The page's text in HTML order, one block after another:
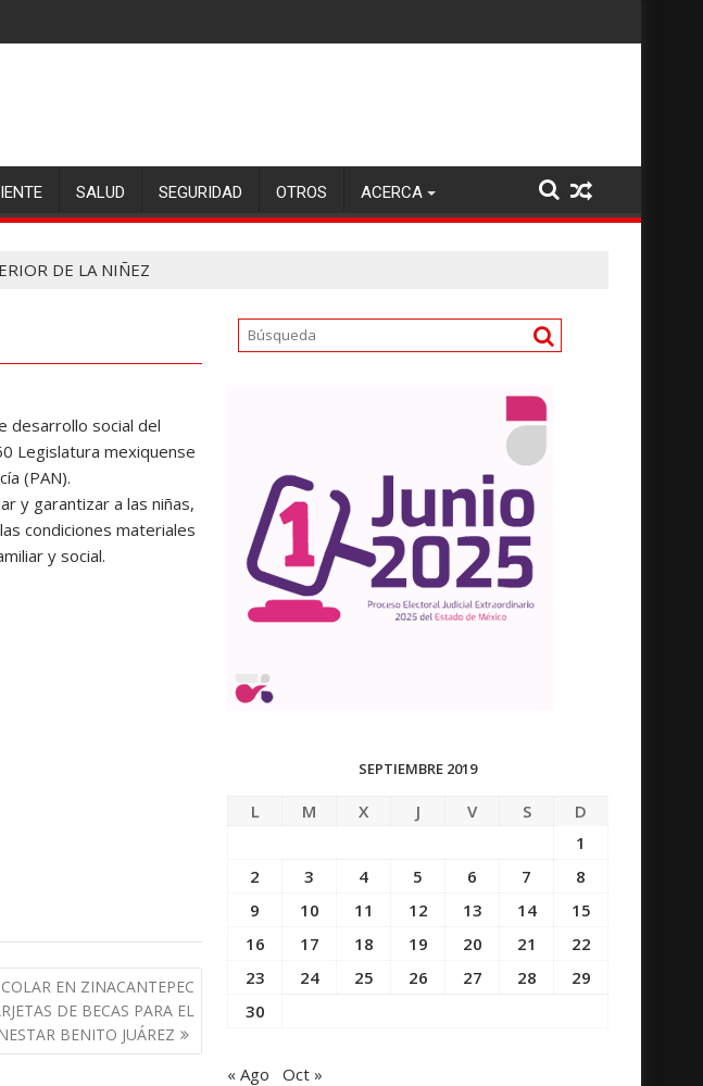
SALUD SEGURIDAD OTROS ACERCA
DE LA NIÑEZ
desarrollo social del
Legislatura mexiquense
(PAN).
y garantizar a las niñas,
condiciones materiales
y social.
EN ZINACANTEPEC
DE BECAS PARA EL
BENITO JUÁREZ
SEPTIEMBRE 2019
L M X J V S
D
1
2
3 4 5 6 7
8
9
10 11 12 13 14
15
16
17 18 19 20 21
22
23
24 25 26 27 28
29
30
« Ago Oct »